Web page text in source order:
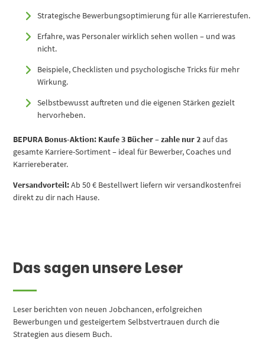
Strategische Bewerbungsoptimierung für alle Karrierestufen.
Erfahre, was Personaler wirklich sehen wollen – und was
nicht.
Beispiele, Checklisten und psychologische Tricks für mehr
Wirkung.
Selbstbewusst auftreten und die eigenen Stärken gezielt
hervorheben.
BEPURA Bonus-Aktion: Kaufe 3 Bücher – zahle nur 2auf das
gesamte Karriere-Sortiment – ideal für Bewerber, Coaches und
Karriereberater.
Versandvorteil:Ab 50 € Bestellwert liefern wir versandkostenfrei
direkt zu dir nach Hause.
Das sagen unsere Leser
Leser berichten von neuen Jobchancen, erfolgreichen
Bewerbungen und gesteigertem Selbstvertrauen durch die
Strategien aus diesem Buch.